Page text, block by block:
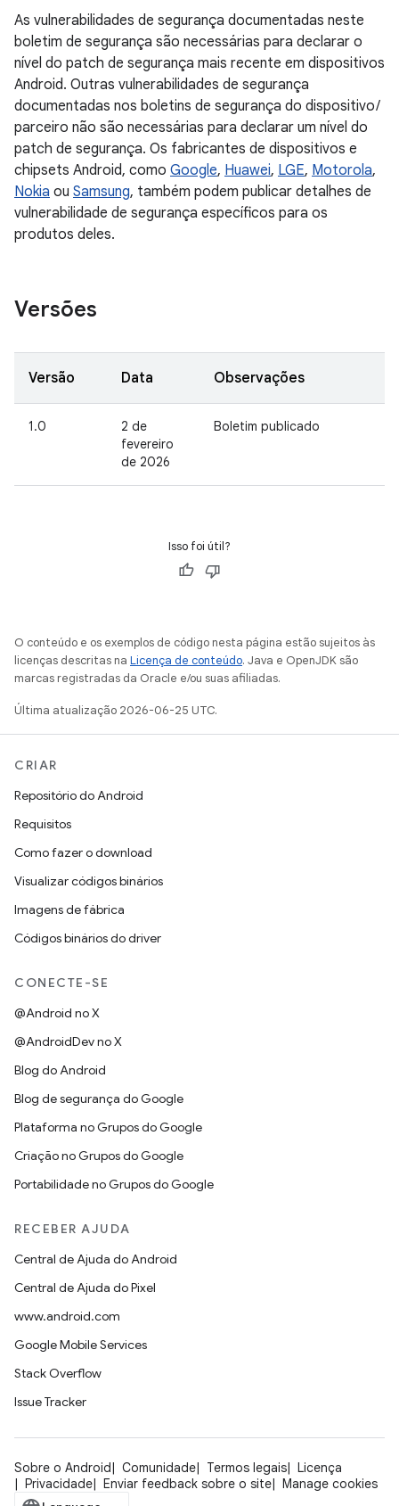
As vulnerabilidades de segurança documentadas neste
boletim de segurança são necessárias para declarar o
nível do patch de segurança mais recente em dispositivos
Android. Outras vulnerabilidades de segurança
documentadas nos boletins de segurança do dispositivo /
parceiro não são necessárias para declarar um nível do
patch de segurança. Os fabricantes de dispositivos e
chipsets Android, como Google, Huawei, LGE, Motorola,
Nokia ou Samsung, também podem publicar detalhes de
vulnerabilidade de segurança específicos para os
produtos deles.
Versões
Versão Data Observações
1.0
2 de
fevereiro
de 2026
Boletim publicado
Isso foi útil?
O conteúdo e os exemplos de código nesta página estão sujeitos às
licenças descritas na Licença de conteúdo. Java e OpenJDK são
marcas registradas da Oracle e/ou suas afiliadas.
Última atualização 2026-06-25 UTC.
CRIAR
Repositório do Android
Requisitos
Como fazer o download
Visualizar códigos binários
Imagens de fábrica
Códigos binários do driver
CONECTE-SE
@Android no X
@AndroidDev no X
Blog do Android
Blog de segurança do Google
Plataforma no Grupos do Google
Criação no Grupos do Google
Portabilidade no Grupos do Google
RECEBER AJUDA
Central de Ajuda do Android
Central de Ajuda do Pixel
www.android.com
Google Mobile Services
Stack Overflow
Issue Tracker
Sobre o Android Comunidade Termos legais
Licença
Privacidade
Enviar feedback sobre o site Manage cookies